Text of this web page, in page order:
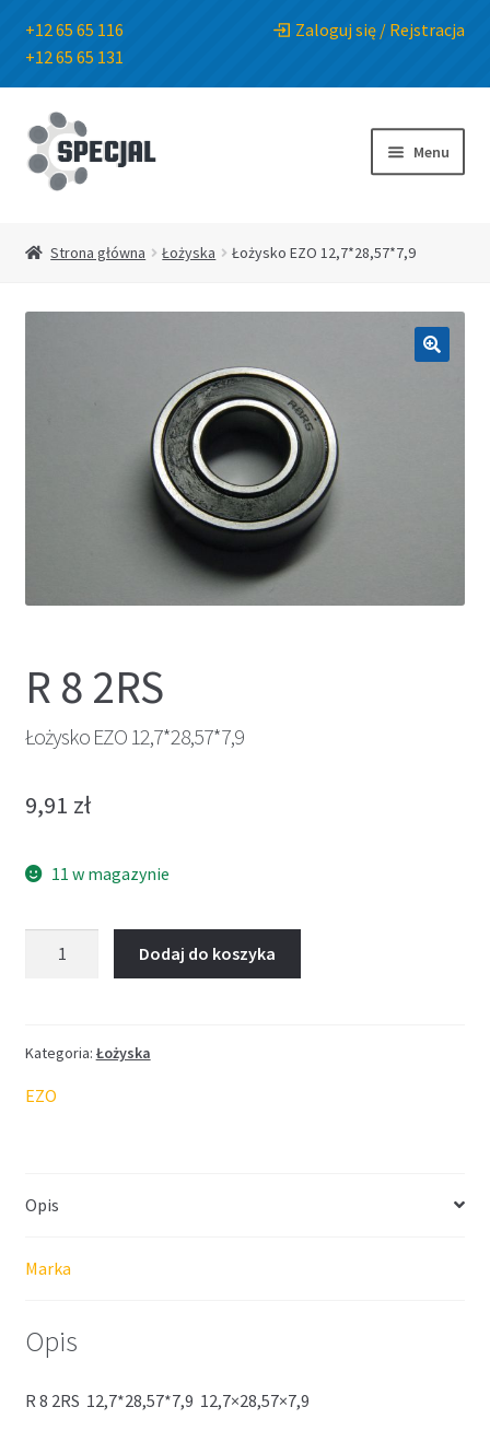
+12 65 65 116
+12 65 65 131
Zaloguj się / Rejstracja
Przejdź
do
nawigacji
Przejdź
do
treści
Menu
Strona główna Łożyska Łożysko EZO 12,7*28,57*7,9
R 8 2RS
Łożysko EZO 12,7*28,57*7,9
9,91 zł
11 w magazynie
Dodaj do koszyka
Kategoria: Łożyska
EZO
Opis
Marka
Opis
R 8 2RS 12,7*28,57*7,9 12,7×28,57×7,9